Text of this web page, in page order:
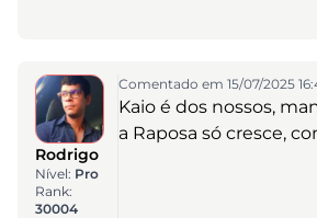
Rodrigo
Nível: Pro
Rank:
30004
Comentado em 15/07/2025
Kaio é dos nossos,
a Raposa só cresce,